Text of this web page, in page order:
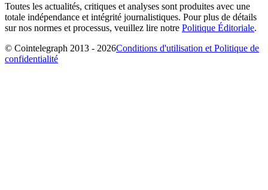
Toutes les actualités, critiques et analyses sont produites avec une
totale indépendance et intégrité journalistiques. Pour plus de détails
sur nos normes et processus, veuillez lire notre Politique Éditoriale.
© Cointelegraph 2013 - 2026Conditions d'utilisation et Politique de
confidentialité